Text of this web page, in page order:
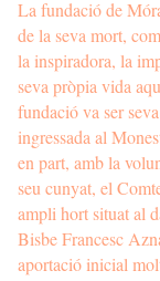
La fundació de
de la seva mort,
la inspiradora, la
seva pròpia vida
fundació va ser
ingressada al
en part, amb la
seu cunyat, el
ampli hort situat al
Bisbe Francesc
aportació inicial